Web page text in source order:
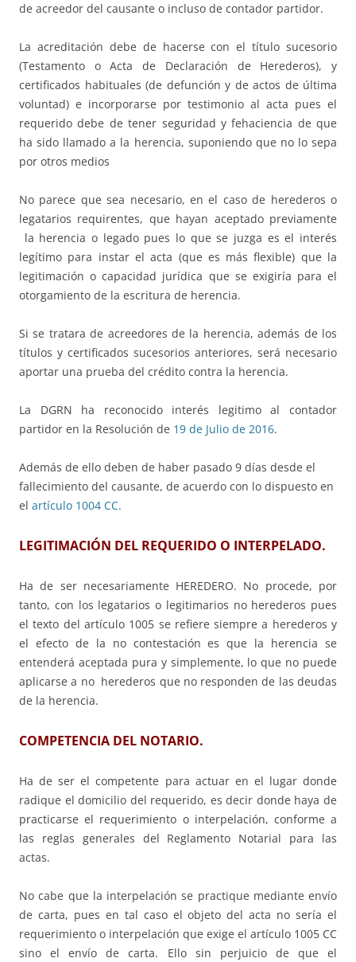
de acreedor del causante o incluso de contador partidor.
La acreditación debe de hacerse con el título sucesorio
(Testamento o Acta de Declaración de Herederos), y
certificados habituales (de defunción y de actos de última
voluntad) e incorporarse por testimonio al acta pues el
requerido debe de tener seguridad y fehaciencia de que
ha sido llamado a la herencia, suponiendo que no lo sepa
por otros medios
No parece que sea necesario, en el caso de herederos o
legatarios requirentes, que hayan aceptado previamente
la herencia o legado pues lo que se juzga es el interés
legítimo para instar el acta (que es más flexible) que la
legitimación o capacidad jurídica que se exigiría para el
otorgamiento de la escritura de herencia.
Si se tratara de acreedores de la herencia, además de los
títulos y certificados sucesorios anteriores, será necesario
aportar una prueba del crédito contra la herencia.
La DGRN ha reconocido interés legitimo al contador
partidor en la Resolución de 19 de Julio de 2016.
Además de ello deben de haber pasado 9 días desde el
fallecimiento del causante, de acuerdo con lo dispuesto en
el artículo 1004 CC.
LEGITIMACIÓN DEL REQUERIDO O INTERPELADO.
Ha de ser necesariamente HEREDERO. No procede, por
tanto, con los legatarios o legitimarios no herederos pues
el texto del artículo 1005 se refiere siempre a herederos y
el efecto de la no contestación es que la herencia se
entenderá aceptada pura y simplemente, lo que no puede
aplicarse a no herederos que no responden de las deudas
de la herencia.
COMPETENCIA DEL NOTARIO.
Ha de ser el competente para actuar en el lugar donde
radique el domicilio del requerido, es decir donde haya de
practicarse el requerimiento o interpelación, conforme a
las reglas generales del Reglamento Notarial para las
actas.
No cabe que la interpelación se practique mediante envío
de carta, pues en tal caso el objeto del acta no sería el
requerimiento o interpelación que exige el artículo 1005 CC
sino el envío de carta. Ello sin perjuicio de que el